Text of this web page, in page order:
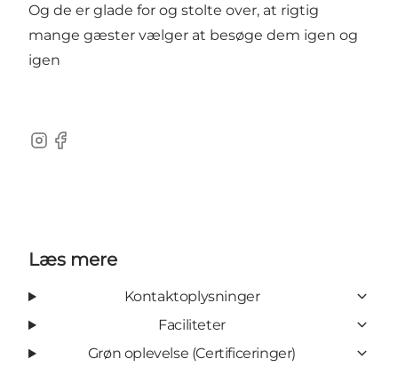
Og de er glade for og stolte over, at rigtig
mange gæster vælger at besøge dem igen og
igen
Instagram
Facebook
Læs mere
Kontaktoplysninger
Faciliteter
Grøn oplevelse (Certificeringer)